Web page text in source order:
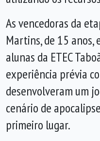
As vencedoras da
Martins, de 15 anos,
alunas da ETEC
experiência prévia
desenvolveram um
cenário de
primeiro lugar.